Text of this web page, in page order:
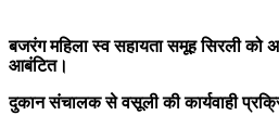
बजरंग महिला स्व सहायता समूह सिरली को
आबंटित।
दुकान संचालक से वसूली की कार्यवाही